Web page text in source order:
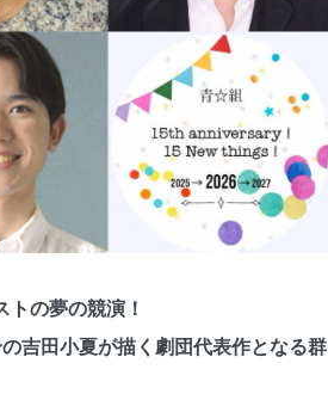
の夢の競演！
吉田小夏が描く劇団代表作となる群